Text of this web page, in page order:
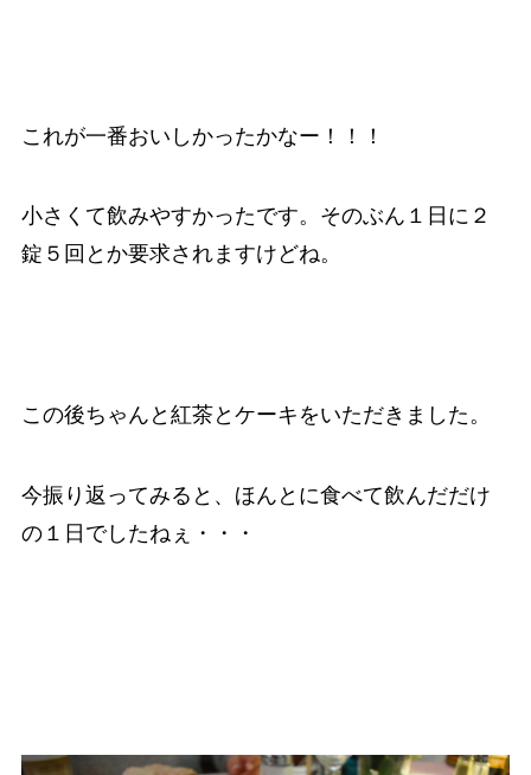
これが一番おいしかったかなー！！！
小さくて飲みやすかったです。そのぶん１日に２
錠５回とか要求されますけどね。
この後ちゃんと紅茶とケーキをいただきました。
今振り返ってみると、ほんとに食べて飲んだだけ
の１日でしたねぇ・・・